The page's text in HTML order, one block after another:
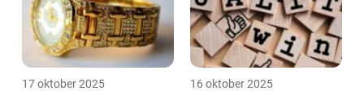
17 oktober 2025 16 oktober 2025